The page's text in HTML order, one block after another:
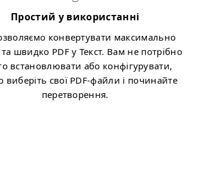
Простий у використанні
конвертувати максимально
швидко PDF у Текст. Вам не потрібно
встановлювати або конфігурувати,
виберіть свої PDF-файли і починайте
перетворення.